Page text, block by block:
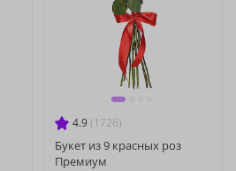
4.9 (1726)
Букет из 9 красных роз
Премиум